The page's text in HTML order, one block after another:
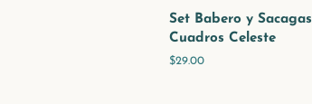
Set Babero y Sacagas
Cuadros Celeste
Precio
$29.00